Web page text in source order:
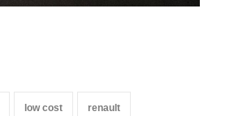
low cost renault